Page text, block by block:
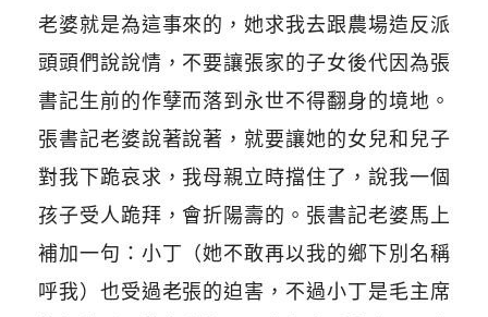
老婆就是為這事來的，她求我去跟農場造反派
頭頭們說說情，不要讓張家的子女後代因為張
書記生前的作孽而落到永世不得翻身的境地。
張書記老婆說著說著，就要讓她的女兒和兒子
對我下跪哀求，我母親立時擋住了，說我一個
孩子受人跪拜，會折陽壽的。張書記老婆馬上
補加一句：小丁（她不敢再以我的鄉下別名稱
呼我）也受過老張的迫害，不過小丁是毛主席